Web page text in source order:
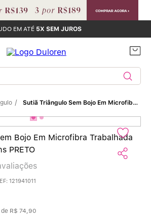
EM ATÉ 5X SEM JUROS
Sutiã Triângulo Sem Bojo Em Microfibra Trabalhada Fio Lycra Emotions PRETO
Bojo Em Microfibra Trabalhada
PRETO
: 121941011
de R$ 74,90
BUSCADOS